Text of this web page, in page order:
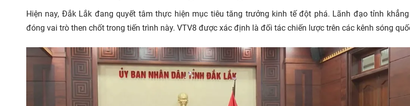
Hiện nay, Đắk Lắk đang quyết tâm thực hiện mục tiêu tăng trưởng kinh tế đột phá. Lãnh đạo tỉnh
đóng vai trò then chốt trong tiến trình này. VTV8 được xác định là đối tác chiến lược trên các kênh sóng